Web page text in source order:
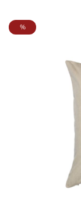
Bildergalerie
%